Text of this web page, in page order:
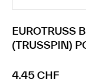
EUROTRUSS
(TRUSSPIN)
Prix régulier :
4.45 CHF